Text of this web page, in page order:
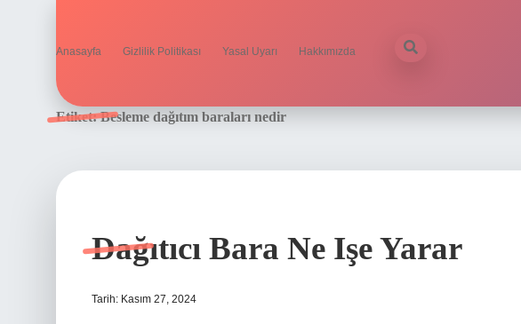
Anasayfa Gizlilik Politikası Yasal Uyarı Hakkımızda
Etiket:Besleme dağıtım baraları nedir
Dağıtıcı Bara Ne Işe Yarar
Tarih: Kasım 27, 2024